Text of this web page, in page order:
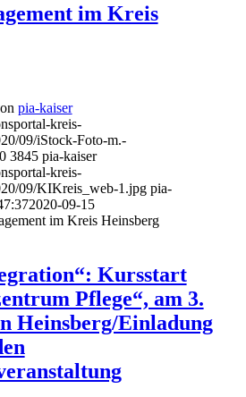
im Kreis
pia-kaiser
kreis-
09/iStock-Foto-m.-
3845 pia-kaiser
kreis-
09/KIKreis_web-1.jpg pia-
2020-09-15
im Kreis Heinsberg
Kursstart
Pflege“, am 3.
Heinsberg/Einladung